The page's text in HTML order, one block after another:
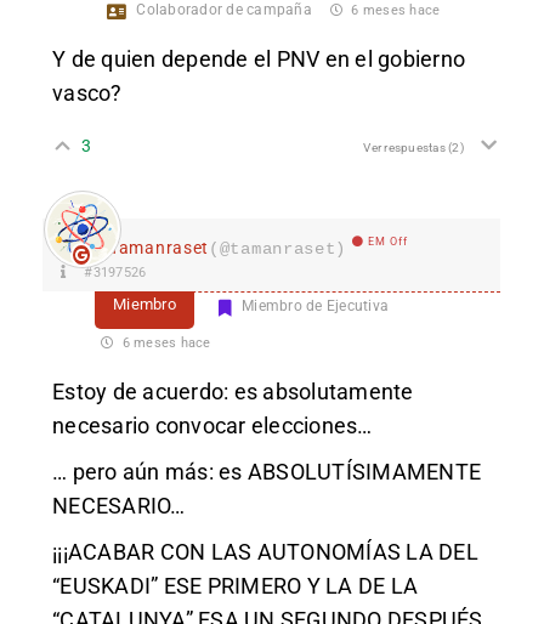
Colaborador de campaña 6 meses hace
Y de quien depende el PNV en el gobierno
vasco?
3 Ver respuestas(2)
Tamanraset (@tamanraset) EM Off
#3197526
Miembro Miembro de Ejecutiva
6 meses hace
Estoy de acuerdo: es absolutamente
necesario convocar elecciones…
… pero aún más: es ABSOLUTÍSIMAMENTE
NECESARIO…
¡¡¡ACABAR CON LAS AUTONOMÍAS LA DEL
“EUSKADI” ESE PRIMERO Y LA DE LA